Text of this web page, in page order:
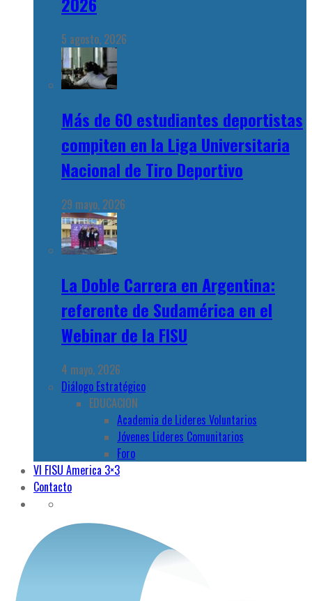
5 agosto, 2026
Más de 60 estudiantes deportistas
compiten en la Liga Universitaria
Nacional de Tiro Deportivo
29 mayo, 2026
La Doble Carrera en Argentina:
referente de Sudamérica en el
Webinar de la FISU
4 mayo, 2026
Diálogo Estratégico
EDUCACION
Academia de Lideres Voluntarios
Jóvenes Lideres Comunitarios
Foro
VI FISU America 3×3
Contacto